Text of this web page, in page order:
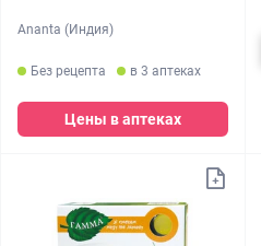
Ananta (Индия)
Без рецепта в 3 аптеках
Цены в аптеках